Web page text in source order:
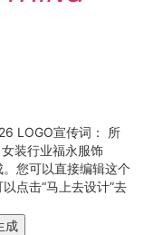
LOGO宣传词：
所
女装行业福永服饰
您可以直接编辑这个
点击“马上去设计”去
成